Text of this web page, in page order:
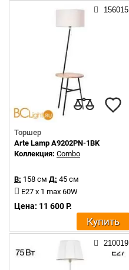
156015
Торшер
Arte Lamp A9202PN-1BK
Коллекция: Combo
В: 158 см Д: 45 см
E27 x 1 max 60W
Цена: 11 600 Р.
Купить
210019